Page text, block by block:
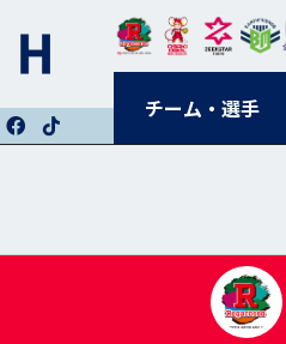
チーム・選手
東日
本レ
ガロ
オー
ソル
埼玉
クス
ター
東京